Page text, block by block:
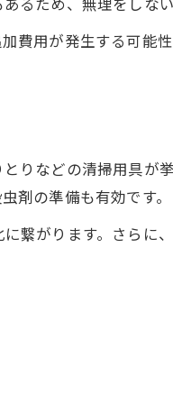
費用が発生する可能
りなどの清掃用具が
剤の準備も有効です。
繋がります。さらに